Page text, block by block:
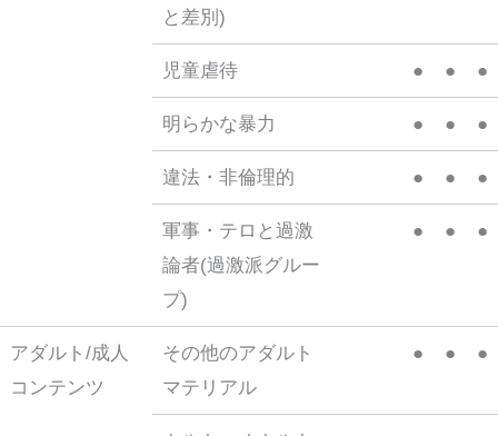
と差別)
児童虐待 ● ● ●
明らかな暴力 ● ● ●
違法・非倫理的 ● ● ●
軍事・テロと過激
論者(過激派グルー
プ)
● ● ●
アダルト/成人
コンテンツ
その他のアダルト
マテリアル
● ● ●